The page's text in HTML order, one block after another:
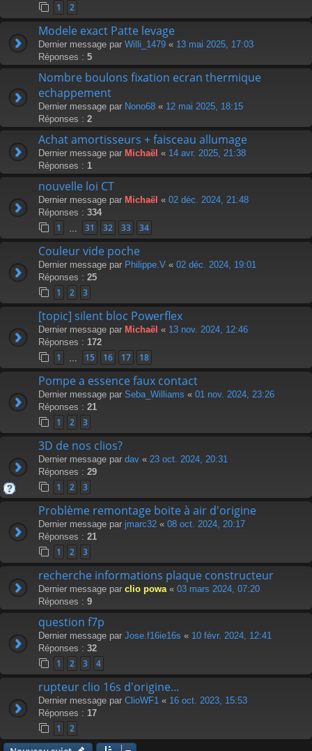
1 2
Modele exact Patte levage
Dernier message par Willi_1479 « 13 mai 2025, 17:03
Réponses : 5
Nombre boulons fixation ecran thermique
echappement
Dernier message par Nono68 « 12 mai 2025, 18:15
Réponses : 2
Achat amortisseurs + faisceau allumage
Dernier message par Michaël « 14 avr. 2025, 21:38
Réponses : 1
nouvelle loi CT
Dernier message par Michaël « 02 déc. 2024, 21:48
Réponses : 334
1 31 32 33 34
Couleur vide poche
Dernier message par Philippe.V « 02 déc. 2024, 19:01
Réponses : 25
1 2 3
[topic] silent bloc Powerflex
Dernier message par Michaël « 13 nov. 2024, 12:46
Réponses : 172
1 15 16 17 18
Pompe a essence faux contact
Dernier message par Seba_Williams « 01 nov. 2024, 23:26
Réponses : 21
1 2 3
3D de nos clios?
Dernier message par dav « 23 oct. 2024, 20:31
Réponses : 29
1 2 3
Problème remontage boite à air d'origine
Dernier message par jmarc32 « 08 oct. 2024, 20:17
Réponses : 21
1 2 3
recherche informations plaque constructeur
Dernier message par clio powa « 03 mars 2024, 07:20
Réponses : 9
question f7p
Dernier message par Jose.f16ie16s « 10 févr. 2024, 12:41
Réponses : 32
1 2 3 4
rupteur clio 16s d'origine...
Dernier message par ClioWF1 « 16 oct. 2023, 15:53
Réponses : 17
1 2